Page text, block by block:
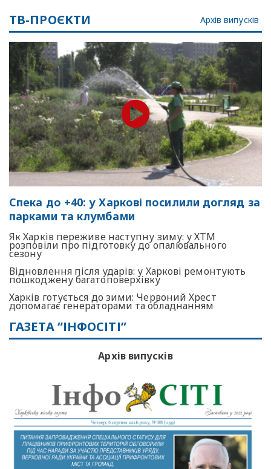
ТВ-ПРОЄКТИ Архів випусків
Спека до +40: у Харкові посилили догляд за
парками та клумбами
Як Харків переживе наступну зиму: у ХТМ
розповіли про підготовку до опалювального
сезону
Відновлення після ударів: у Харкові ремонтують
пошкоджену багатоповерхівку
Харків готується до зими: Червоний Хрест
допомагає генераторами та обладнанням
ГАЗЕТА “ІНФОСІТІ”
Архів випусків